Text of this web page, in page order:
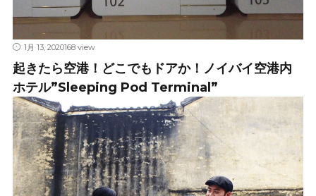
1月 13, 2020168 view
起きたら空港！どこでもドアか！ノイバイ空港内
ホテル”Sleeping Pod Terminal”